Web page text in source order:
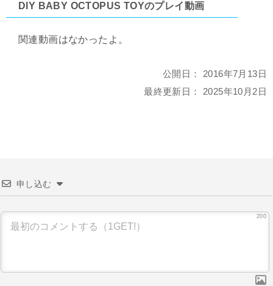
DIY BABY OCTOPUS TOYのプレイ動画
関連動画はなかったよ。
公開日： 2016年7月13日
最終更新日： 2025年10月2日
申し込む
200